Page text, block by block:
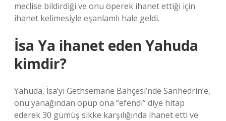
meclise bildirdiği ve onu öperek ihanet ettiği için
ihanet kelimesiyle eşanlamlı hale geldi.
İsa Ya ihanet eden Yahuda
kimdir?
Yahuda, İsa’yı Gethsemane Bahçesi’nde Sanhedrin’e,
onu yanağından öpüp ona “efendi” diye hitap
ederek 30 gümüş sikke karşılığında ihanet etti ve